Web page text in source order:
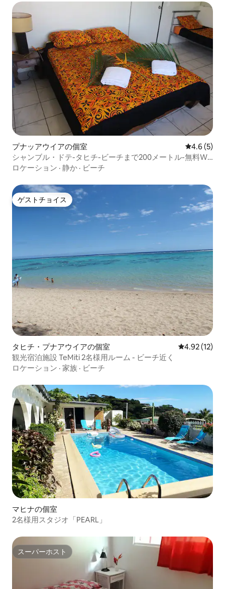
プナッアウイアの個室 レビュー5
4.6 (5)
シャンブル・ドテ-タヒチ-ビーチまで200メートル-無料Wi-
Fi
ロケーション · 静か · ビーチ
ゲストチョイス
ゲストチョイス
タヒチ・プナアウイアの個室 レビュー12
4.92 (12)
観光宿泊施設 TeMiti 2名様用ルーム - ビーチ近く
ロケーション · 家族 · ビーチ
マヒナの個室
2名様用スタジオ「PEARL」
スーパーホスト
スーパーホスト